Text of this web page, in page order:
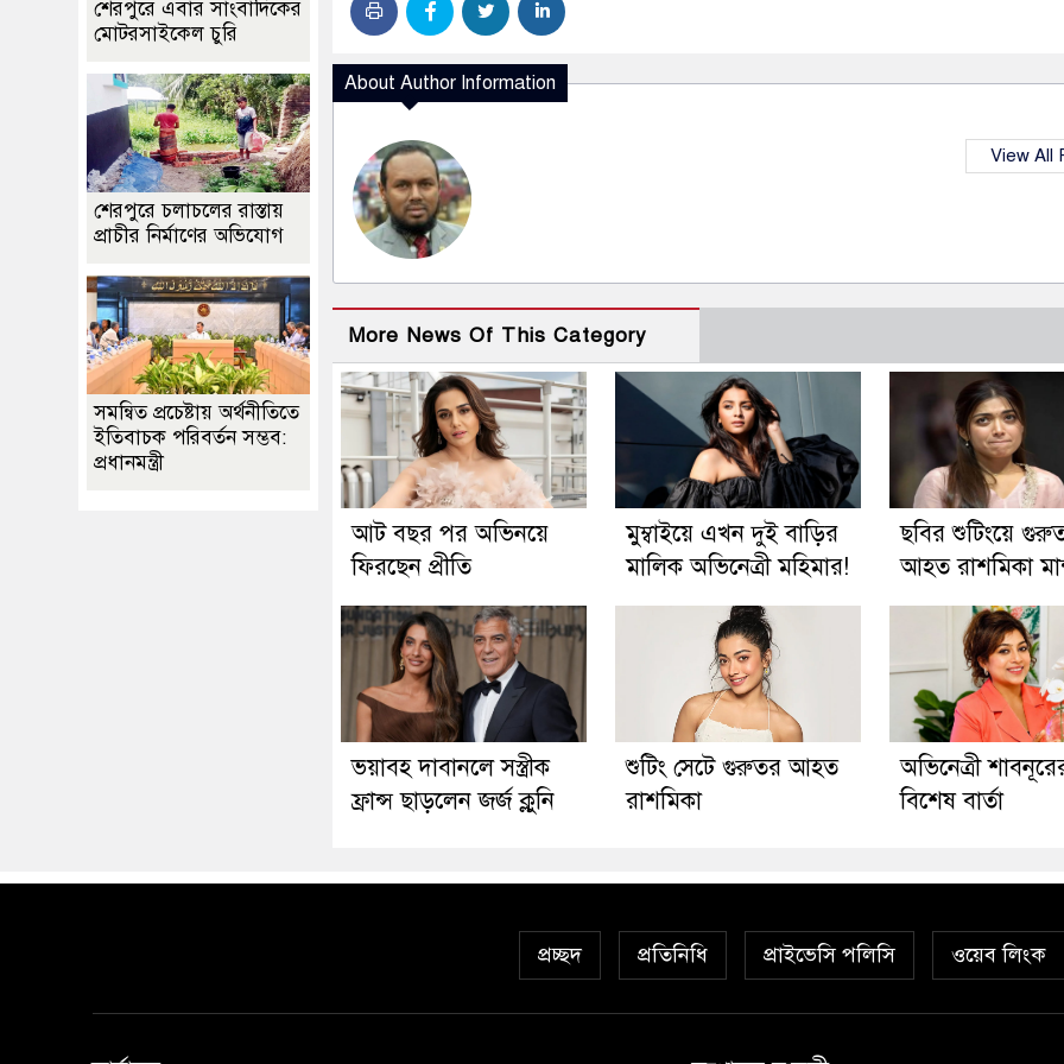
About Author Information
View All
More News Of This Category
আট বছর পর অভিনয়ে
ফিরছেন প্রীতি
মুম্বাইয়ে এখন দুই বাড়ির
মালিক অভিনেত্রী মহিমার!
ছবির শুটিংয়ে
আহত রাশমিকা
ভয়াবহ দাবানলে সস্ত্রীক
ফ্রান্স ছাড়লেন জর্জ ক্লুনি
শুটিং সেটে গুরুতর আহত
রাশমিকা
অভিনেত্রী
বিশেষ বার্তা
শেরপুরে এবার সাংবাদিকের
মোটরসাইকেল চুরি
শেরপুরে চলাচলের রাস্তায়
প্রাচীর নির্মাণের অভিযোগ
সমন্বিত প্রচেষ্টায় অর্থনীতিতে
ইতিবাচক পরিবর্তন সম্ভব:
প্রধানমন্ত্রী
প্রচ্ছদ প্রতিনিধি প্রাইভেসি পলিসি ওয়েব লিংক